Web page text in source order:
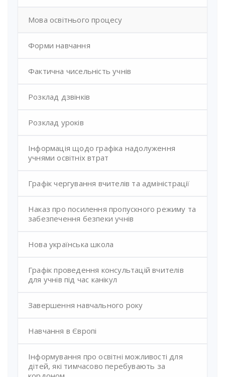
Мова освітнього процесу
Форми навчання
Фактична чисельність учнів
Розклад дзвінків
Розклад уроків
Інформація щодо графіка надолуження
учнями освітніх втрат
Графік чергування вчителів та адміністрації
Наказ про посилення пропускного режиму та
забезпечення безпеки учнів
Нова українська школа
Графік проведення консультацій вчителів
для учнів під час канікул
Завершення навчального року
Навчання в Європі
Інформування про освітні можливості для
дітей, які тимчасово перебувають за